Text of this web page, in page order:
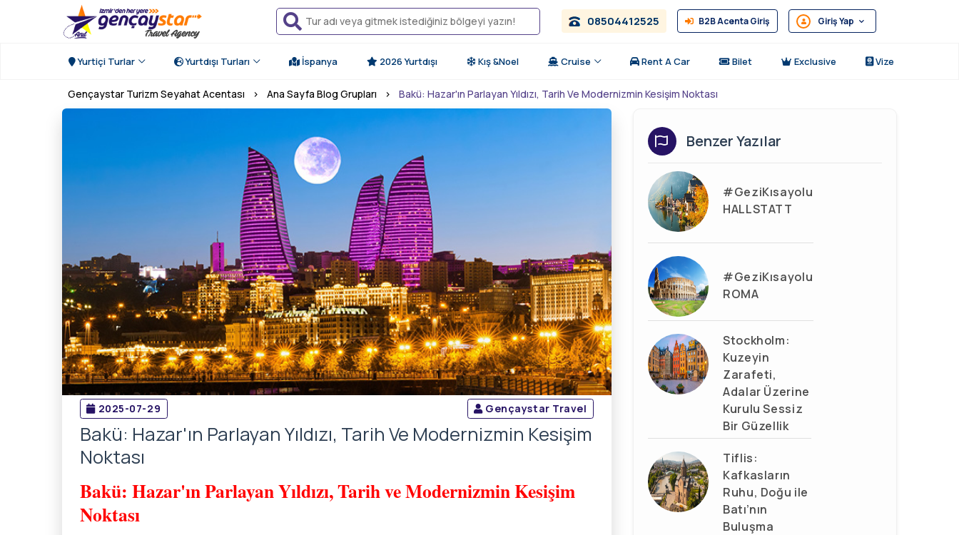
08504412525 B2B Acenta Giriş Giriş Yap
Yurtiçi Turlar Yurtdışı Turları İspanya 2026 Yurtdışı Kış &Noel Cruise Rent A Car Bilet Exclusive Vize
Gençaystar Turizm Seyahat Acentası › Ana Sayfa Blog Grupları › Bakü: Hazar'ın Parlayan Yıldızı, Tarih Ve Modernizmin Kesişim Noktası
2025-07-29 Gençaystar Travel
Bakü: Hazar'ın Parlayan Yıldızı, Tarih Ve Modernizmin Kesişim
Noktası
Bakü: Hazar'ın Parlayan Yıldızı, Tarih ve Modernizmin Kesişim
Noktası
Benzer Yazılar
#GeziKısayolu
HALLSTATT
#GeziKısayolu
ROMA
Stockholm:
Kuzeyin
Zarafeti,
Adalar Üzerine
Kurulu Sessiz
Bir Güzellik
Tiflis:
Kafkasların
Ruhu, Doğu ile
Batı’nın
Buluşma